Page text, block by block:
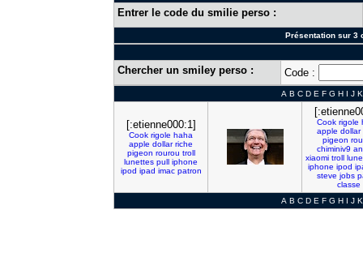
Entrer le code du smilie perso :
Présentation sur 3
Chercher un smiley perso : Code :
A B C D E F G H I J K
[:etienne000:1]
Cook rigole haha
apple dollar riche
pigeon rourou troll
lunettes pull iphone
ipod ipad imac patron
Cook rigole
apple dollar
pigeon
chiminiv9
xiaomi troll
iphone ipod
steve jobs
classe
A B C D E F G H I J K